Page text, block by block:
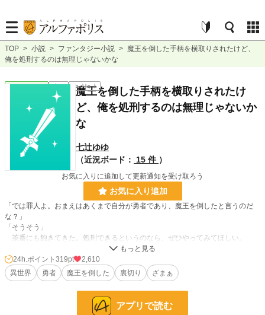
TOP > 小説 > ファンタジー小説 > 魔王を倒した手柄を横取りされたけど、
俺を処刑するのは無理じゃないかな
ファンタジー 完結 ｼｮｰﾄｼｮｰﾄ
魔王を倒した手柄を横取りされたけ
ど、俺を処刑するのは無理じゃないか
な
七辻ゆゆ
（近況ボード：
15 件 ）
お気に入りに追加して更新通知を受け取ろう
お気に入り追加
「では罪人よ。おまえはあくまで自分が勇者であり、魔王を倒したと言うのだ
な？」
「そうそう」
茶番にも飽きてきた。処刑できるというのなら、ぜひやってみてほしい。
無理だと思うけど。
758 位 / 53,362 件
24h.ポイント 319pt
2,610
異世界
勇者 魔王を倒した 裏切り ざまぁ
アプリで読む